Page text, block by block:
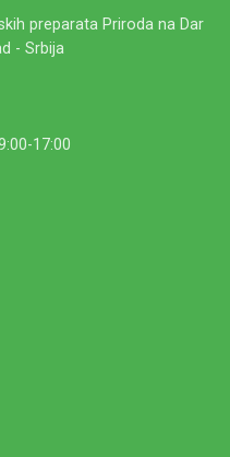
preparata Priroda na Dar
- Srbija
17:00